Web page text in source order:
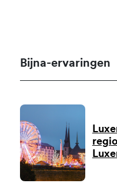
Bijna-ervaringen